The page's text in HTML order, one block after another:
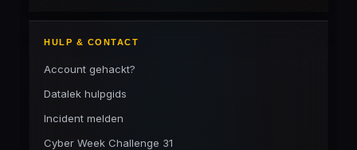
HULP & CONTACT
Account gehackt?
Datalek hulpgids
Incident melden
Cyber Week Challenge 31